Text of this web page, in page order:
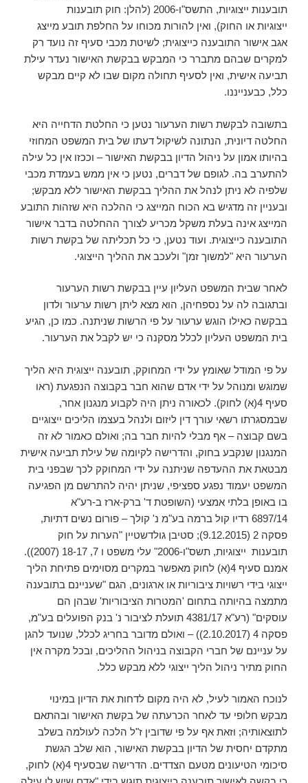
תובענות ייצוגיות, התשס"ו-2006 (להלן: חוק תובענות
ייצוגיות או החוק), ואין להורות מכוחו על החלפת תובע מייצג
אגב אישור התובענה כייצוגית; לשיטת מכבי סעיף זה נועד רק
למקרים שבהם מתברר כי המבקש בבקשת האישור נעדר עילת
תביעה אישית, ואין לסעיף תחולה מקום שבו לא קיים מבקש
כלל, כבענייננו.
בתשובה לבקשת רשות הערעור נטען כי החלטת הדחייה היא
החלטה דיונית, הנתונה לשיקול דעתו של בית המשפט המחוזי
בהיותו אמון על ניהול הדיון בבקשת האישור – וככזו אין כל עילה
להתערב בה. לגופם של דברים, נטען כי אין ממש בעמדת מכבי
שלפיה לא ניתן לנהל את ההליך בבקשת האישור ללא מבקש;
ובעניין זה מדגיש בא הכוח המייצג כי ההלכה היא שזהות התובע
המייצג אינה בעלת משקל מכריע לצורך ההחלטה בדבר אישור
התובענה כייצוגית. ועוד נטען, כי כל תכליתה של בקשת רשות
הערעור היא "למשוך זמן" ולעכב את ההליך הייצוגי.
לאחר שבית המשפט העליון עיין בבקשת רשות הערעור
ובתגובה לה על נספחיהן, הוא מצא ליתן רשות ערעור ולדון
בבקשה כאילו הוגש ערעור על פי הרשות שניתנה. כמו כן, הגיע
בית המשפט העליון לכלל מסקנה כי יש לקבל את הערעור.
על פי המודל שאומץ על ידי המחוקק, תובענה ייצוגית היא הליך
שמוגש ומנוהל על ידי אדם שהוא חבר בקבוצה הנפגעת (ראו
סעיף 4(א) לחוק). לכאורה ניתן היה לקבוע מנגנון אחר,
שבמסגרתו רשאי עורך דין ליזום ולנהל בעצמו הליכים ייצוגיים
בשם קבוצה – אף מבלי להיות חבר בה; ואולם כאמור לא זה
המנגנון שנקבע בחוק, והדרישה לקיומה של עילת תביעה אישית
מבטאת את ההעדפה שניתנה על ידי המחוקק לכך שבפני בית
המשפט יעמוד נפגע ספציפי, שניתן יהיה להתרשם מן הפגיעה
בו באופן בלתי אמצעי (השופטת ד' ברק-ארז ב-רע"א
6897/14 רדיו קול ברמה בע"מ נ' קולך – פורום נשים דתיות,
פסקה 2 (9.12.2015); סטיבן גולדשטיין "הערות על חוק
תובענות ייצוגיות, תשס"ו-2006" עלי משפט ו 7, 18-17 (2007)).
אמנם סעיף 4(א) לחוק מאפשר במקרים מסוימים פתיחת הליך
ייצוגי בידי רשויות ציבוריות או ארגונים, הגם "שעניינם בתובענה
מתמצה בהיותה בתחום 'המטרות הציבוריות' שבהן הם
עוסקים" (רע"א 4381/17 תועלת לציבור נ' בנק הפועלים בע"מ,
פסקה 4 (2.10.2017)) – ואולם מדובר בחריג לכלל, שנועד להגן
על עניינם של חברי הקבוצה בניהול ההליכים, ובכל מקרה אין
החוק מתיר ניהול הליך ייצוגי ללא מבקש כלל.
לנוכח האמור לעיל, לא היה מקום לדחות את הדיון במינוי
מבקש חלופי עד לאחר הכרעתה של בקשת האישור ובהתאם
לתוצאותיה; וזאת אף על פי שדובין ז"ל הלכה לעולמה בשלב
מתקדם יחסית של הדיון בבקשת האישור, הוא שלב הגשת
סיכומי הטיעונים מטעם הצדדים. הדרישה שבסעיף 4(א) לחוק,